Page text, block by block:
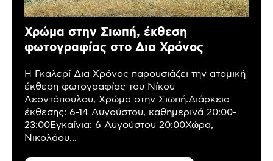
Χρώμα στην Σιωπή, έκθεση
φωτογραφίας στο Δια Χρόνος
Η Γκαλερί Δια Χρόνος παρουσιάζει την ατομική
έκθεση φωτογραφίας του Νίκου
Λεοντόπουλου, Χρώμα στην Σιωπή.Διάρκεια
έκθεσης: 6-14 Αυγούστου, καθημερινά 20:00-
23:00Εγκαίνια: 6 Αυγούστου 20:00Χώρα,
Νικολάου...